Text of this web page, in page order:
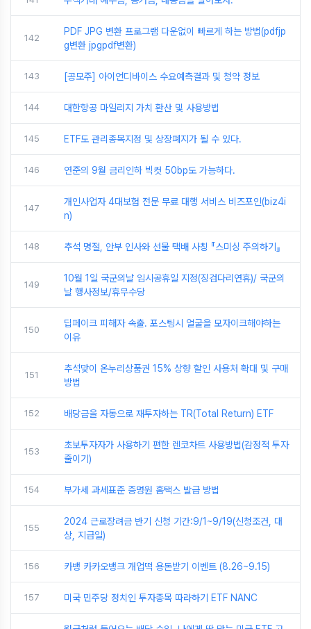
142
PDF JPG 변환 프로그램 다운없이 빠르게 하는 방법(pdfjp
g변환 jpgpdf변환)
143 [공모주] 아이언디바이스 수요예측결과 및 청약 정보
144 대한항공 마일리지 가치 환산 및 사용방법
145 ETF도 관리종목지정 및 상장폐지가 될 수 있다.
146 연준의 9월 금리인하 빅컷 50bp도 가능하다.
147
개인사업자 4대보험 전문 무료 대행 서비스 비즈포인(biz4i
n)
148 추석 명절, 안부 인사와 선물 택배 사칭 『스미싱 주의하기』
149
10월 1일 국군의날 임시공휴일 지정(징검다리연휴)/ 국군의
날 행사정보/휴무수당
150
딥페이크 피해자 속출. 포스팅시 얼굴을 모자이크해야하는
이유
151
추석맞이 온누리상품권 15% 상향 할인 사용처 확대 및 구매
방법
152 배당금을 자동으로 재투자하는 TR(Total Return) ETF
153
초보투자자가 사용하기 편한 렌코차트 사용방법(감정적 투자
줄이기)
154 부가세 과세표준 증명원 홈택스 발급 방법
155
2024 근로장려금 반기 신청 기간:9/1~9/19(신청조건, 대
상, 지급일)
156 카뱅 카카오뱅크 개업떡 용돈받기 이벤트 (8.26~9.15)
157 미국 민주당 정치인 투자종목 따라하기 ETF NANC